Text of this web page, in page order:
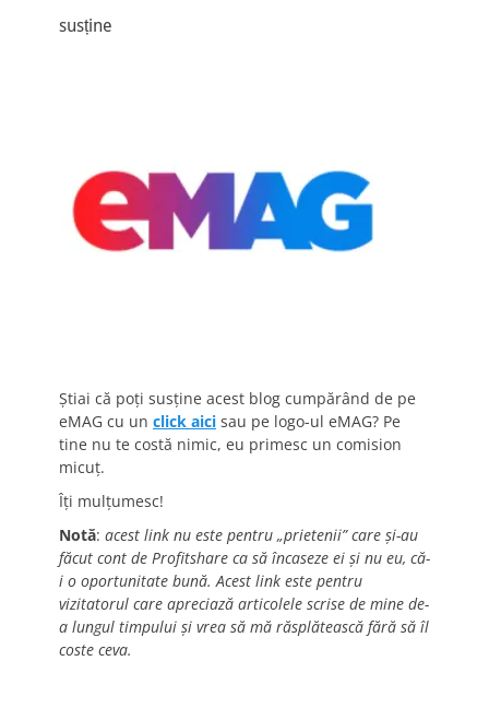
susține
Știai că poți susține acest blog cumpărând de pe
eMAG cu un click aici sau pe logo-ul eMAG? Pe
tine nu te costă nimic, eu primesc un comision
micuț.
Îți mulțumesc!
Notă: acest link nu este pentru „prietenii” care și-au
făcut cont de Profitshare ca să încaseze ei și nu eu, că-
i o oportunitate bună. Acest link este pentru
vizitatorul care apreciază articolele scrise de mine de-
a lungul timpului și vrea să mă răsplătească fără să îl
coste ceva.